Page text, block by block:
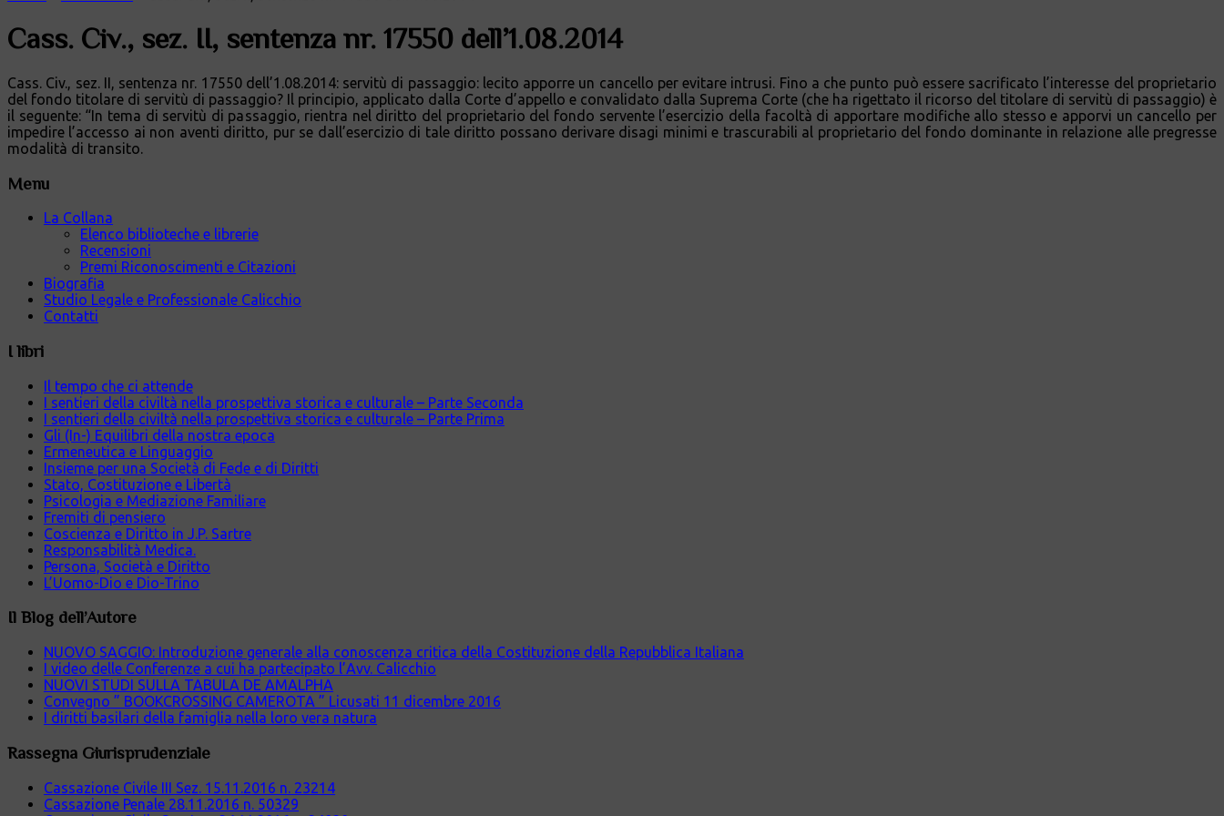
Cass. Civ., sez. II, sentenza nr. 17550 dell’1.08.2014
Cass. Civ., sez. II, sentenza nr. 17550 dell’1.08.2014: servitù di passaggio: lecito apporre un cancello per evitare intrusi. Fino a che punto può essere sacrificato l’interesse del proprietario
del fondo titolare di servitù di passaggio? Il principio, applicato dalla Corte d’appello e convalidato dalla Suprema Corte (che ha rigettato il ricorso del titolare di servitù di passaggio) è
il seguente: “In tema di servitù di passaggio, rientra nel diritto del proprietario del fondo servente l’esercizio della facoltà di apportare modifiche allo stesso e apporvi un cancello per
impedire l’accesso ai non aventi diritto, pur se dall’esercizio di tale diritto possano derivare disagi minimi e trascurabili al proprietario del fondo dominante in relazione alle pregresse
modalità di transito.
Menu
La Collana
Elenco biblioteche e librerie
Recensioni
Premi Riconoscimenti e Citazioni
Biografia
Studio Legale e Professionale Calicchio
Contatti
I libri
Il tempo che ci attende
I sentieri della civiltà nella prospettiva storica e culturale – Parte Seconda
I sentieri della civiltà nella prospettiva storica e culturale – Parte Prima
Gli (In-) Equilibri della nostra epoca
Ermeneutica e Linguaggio
Insieme per una Società di Fede e di Diritti
Stato, Costituzione e Libertà
Psicologia e Mediazione Familiare
Fremiti di pensiero
Coscienza e Diritto in J.P. Sartre
Responsabilità Medica.
Persona, Società e Diritto
L’Uomo-Dio e Dio-Trino
Il Blog dell’Autore
NUOVO SAGGIO: Introduzione generale alla conoscenza critica della Costituzione della Repubblica Italiana
I video delle Conferenze a cui ha partecipato l’Avv. Calicchio
NUOVI STUDI SULLA TABULA DE AMALPHA
Convegno ” BOOKCROSSING CAMEROTA ” Licusati 11 dicembre 2016
I diritti basilari della famiglia nella loro vera natura
Rassegna Giurisprudenziale
Cassazione Civile III Sez. 15.11.2016 n. 23214
Cassazione Penale 28.11.2016 n. 50329